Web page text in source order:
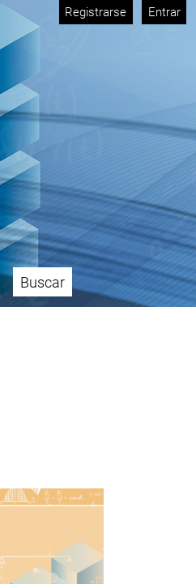
Registrarse Entrar
Buscar